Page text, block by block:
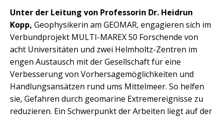
Unter der Leitung von Professorin Dr. Heidrun
Kopp, Geophysikerin am GEOMAR, engagieren sich im
Verbundprojekt MULTI-MAREX 50 Forschende von
acht Universitäten und zwei Helmholtz-Zentren im
engen Austausch mit der Gesellschaft für eine
Verbesserung von Vorhersagemöglichkeiten und
Handlungsansätzen rund ums Mittelmeer. So helfen
sie, Gefahren durch geomarine Extremereignisse zu
reduzieren. Ein Schwerpunkt der Arbeiten liegt auf der